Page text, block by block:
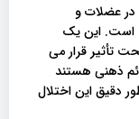
در عضلات و
است. این یک
را تحت تأثیر قرار می
ذهنی هستند
دقیق این اختلال